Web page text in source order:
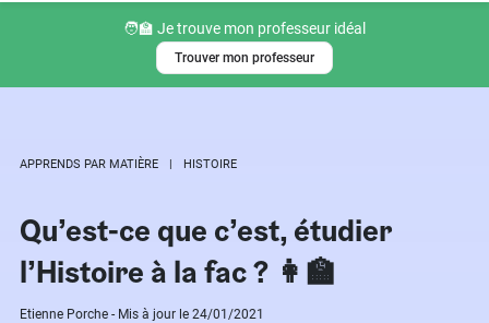
🧑‍🏫 Je trouve mon professeur idéal
Trouver mon professeur
APPRENDS PAR MATIÈRE HISTOIRE
Qu’est-ce que c’est, étudier
l’Histoire à la fac ? 👩‍🏫
Etienne Porche - Mis à jour le 24/01/2021